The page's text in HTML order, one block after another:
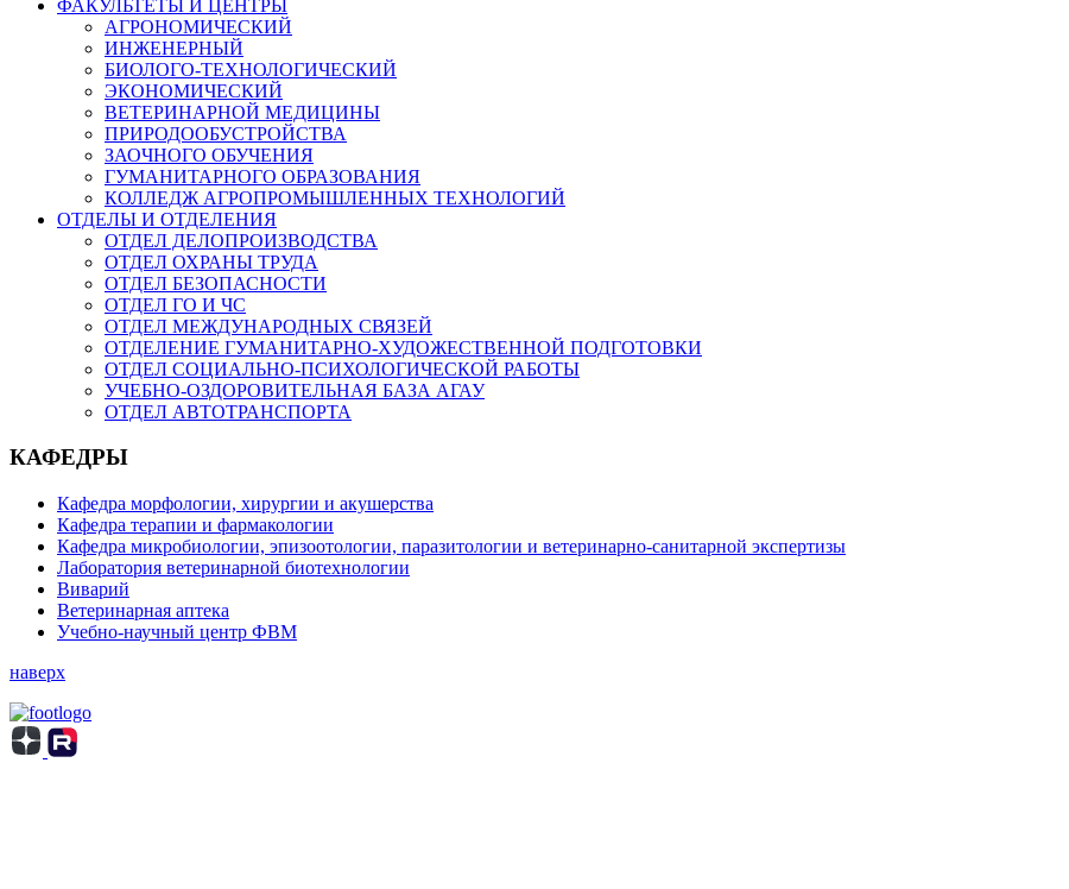
ФАКУЛЬТЕТЫ И ЦЕНТРЫ
АГРОНОМИЧЕСКИЙ
ИНЖЕНЕРНЫЙ
БИОЛОГО-ТЕХНОЛОГИЧЕСКИЙ
ЭКОНОМИЧЕСКИЙ
ВЕТЕРИНАРНОЙ МЕДИЦИНЫ
ПРИРОДООБУСТРОЙСТВА
ЗАОЧНОГО ОБУЧЕНИЯ
ГУМАНИТАРНОГО ОБРАЗОВАНИЯ
КОЛЛЕДЖ АГРОПРОМЫШЛЕННЫХ ТЕХНОЛОГИЙ
ОТДЕЛЫ И ОТДЕЛЕНИЯ
ОТДЕЛ ДЕЛОПРОИЗВОДСТВА
ОТДЕЛ ОХРАНЫ ТРУДА
ОТДЕЛ БЕЗОПАСНОСТИ
ОТДЕЛ ГО И ЧС
ОТДЕЛ МЕЖДУНАРОДНЫХ СВЯЗЕЙ
ОТДЕЛЕНИЕ ГУМАНИТАРНО-ХУДОЖЕСТВЕННОЙ ПОДГОТОВКИ
ОТДЕЛ СОЦИАЛЬНО-ПСИХОЛОГИЧЕСКОЙ РАБОТЫ
УЧЕБНО-ОЗДОРОВИТЕЛЬНАЯ БАЗА АГАУ
ОТДЕЛ АВТОТРАНСПОРТА
КАФЕДРЫ
Кафедра морфологии, хирургии и акушерства
Кафедра терапии и фармакологии
Кафедра микробиологии, эпизоотологии, паразитологии и ветеринарно-санитарной экспертизы
Лаборатория ветеринарной биотехнологии
Виварий
Ветеринарная аптека
Учебно-научный центр ФВМ
наверх